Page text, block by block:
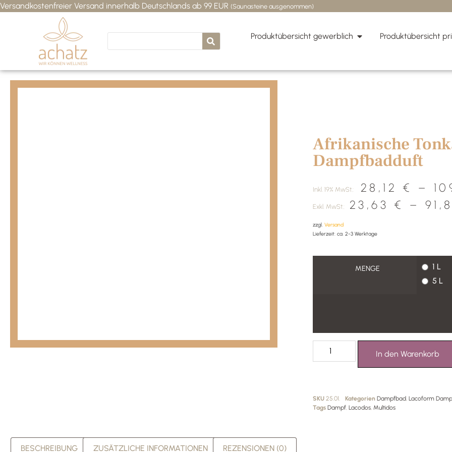
Versandkostenfreier Versand innerhalb Deutschlands ab 99 EUR (Saunasteine ausgenommen)
Produktübersicht gewerblich Produktübersicht
Afrikanische
Dampfbadduft
Inkl. 19% MwSt.: 28,12 € –
Exkl. MwSt.: 23,63 € –
zzgl. Versand
Lieferzeit: ca. 2-3 Werktage
MENGE
1 L
5 L
In den Warenkorb
SKU 25.01. Kategorien Dampfbad, Lacoform
Tags Dampf, Lacodos, Multidos
BESCHREIBUNG ZUSÄTZLICHE INFORMATIONEN REZENSIONEN (0)